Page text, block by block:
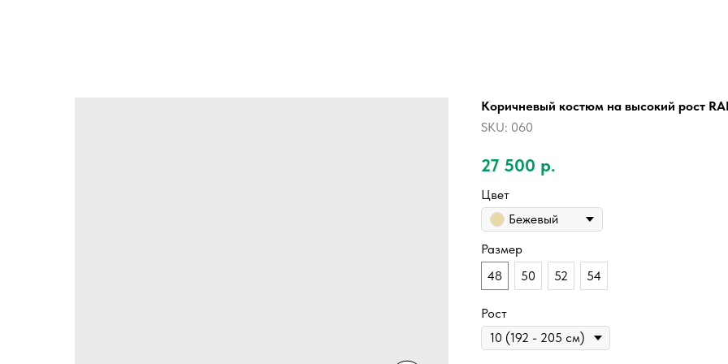
Коричневый костюм на высокий рост
SKU: 060
27 500 р.
Цвет
Бежевый
Размер
48
50 52 54
Рост